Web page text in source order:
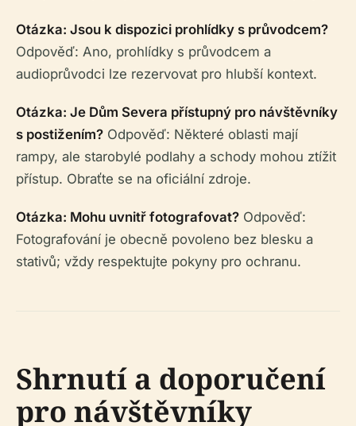
Otázka: Jsou k dispozici prohlídky s průvodcem?
Odpověď: Ano, prohlídky s průvodcem a
audioprůvodci lze rezervovat pro hlubší kontext.
Otázka: Je Dům Severa přístupný pro návštěvníky
s postižením? Odpověď: Některé oblasti mají
rampy, ale starobylé podlahy a schody mohou ztížit
přístup. Obraťte se na oficiální zdroje.
Otázka: Mohu uvnitř fotografovat? Odpověď:
Fotografování je obecně povoleno bez blesku a
stativů; vždy respektujte pokyny pro ochranu.
Shrnutí a doporučení
pro návštěvníky